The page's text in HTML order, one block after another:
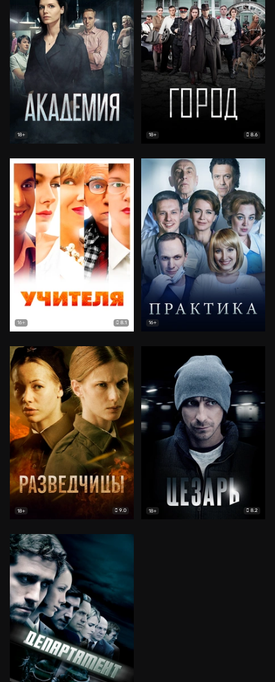
18+ 18+ 8.6
16+ 8.1 16+
18+ 9.0 18+ 8.2